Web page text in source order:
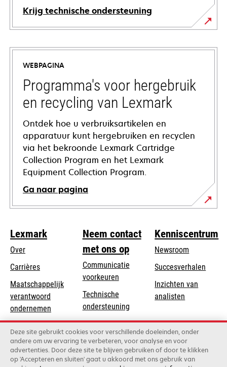
Krijg technische ondersteuning
opens
in
new
tab
WEBPAGINA
Programma's voor hergebruik
en recycling van Lexmark
Ontdek hoe u verbruiksartikelen en
apparatuur kunt hergebruiken en recyclen
via het bekroonde Lexmark Cartridge
Collection Program en het Lexmark
Equipment Collection Program.
Ga naar pagina
Lexmark
Over
Carrières
Maatschappelijk
verantwoord
ondernemen
in
a
new
tab
Duurzaamheid
Lexmark Partners
Neem contact
met ons op
Communicatie
voorkeuren
Technische
ondersteuningopens
in
a
new
tab
Product registratie
Vind een dealer
Kenniscentrum
Newsroom
Succesverhalen
Inzichten van
analisten
Deze site gebruikt cookies voor verschillende doeleinden, onder
andere om uw ervaring te verbeteren, voor analyse en voor
advertenties. Door deze site te blijven gebruiken of door te klikken
op 'Accepteren en sluiten' gaat u akkoord met ons gebruik van